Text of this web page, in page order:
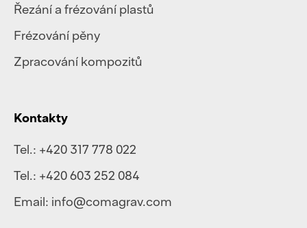
Řezání a frézování plastů
Frézování pěny
Zpracování kompozitů
Kontakty
Tel.: +420 317 778 022
Tel.: +420 603 252 084
Email: info@comagrav.com